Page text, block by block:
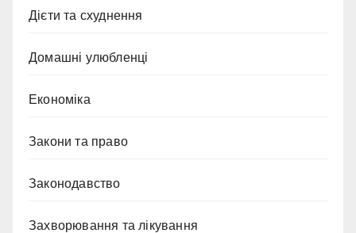
Дієти та схуднення
Домашні улюбленці
Економіка
Закони та право
Законодавство
Захворювання та лікування